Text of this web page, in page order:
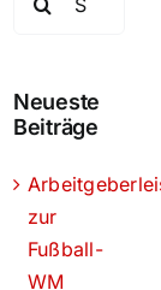
nach:
Neueste
Beiträge
zur
Fußball-
WM